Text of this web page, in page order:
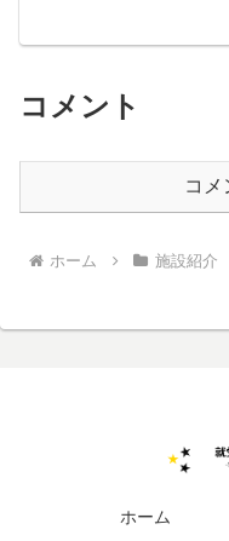
コメント
コメ
ホーム 施設紹介
ホーム